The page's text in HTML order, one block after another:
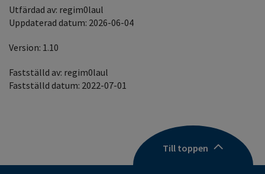
Utfärdad av: regim0laul
Uppdaterad datum: 2026-06-04
Version: 1.10
Fastställd av: regim0laul
Fastställd datum: 2022-07-01
Till toppen